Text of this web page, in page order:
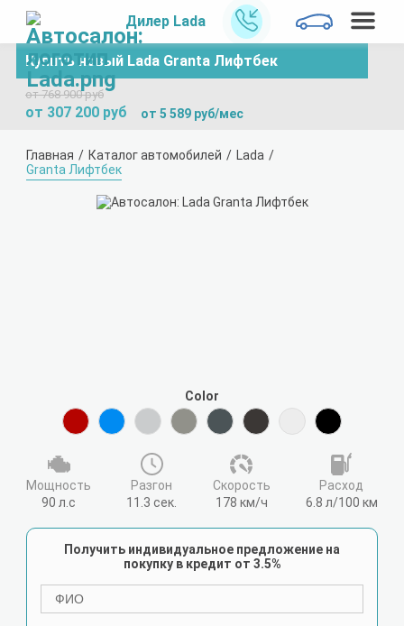
Дилер Lada
Купить новый Lada Granta Лифтбек
от 768 900 руб
от 307 200 руб от 5 589 руб/мес
Главная Каталог автомобилей
Lada
Granta Лифтбек
Мощность
90 л.с
Разгон
11.3 сек.
Cкорость
178 км/ч
Расход
6.8 л/100 км
Color
Получить индивидуальное предложение на
покупку в кредит от 3.5%